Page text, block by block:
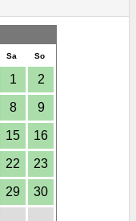
Sa So
1 2
8 9
15 16
22 23
29 30